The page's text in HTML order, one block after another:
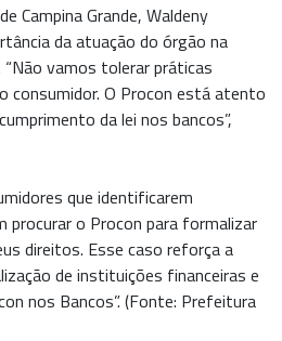
Campina Grande, Waldeny
da atuação do órgão na
vamos tolerar práticas
consumidor. O Procon está atento
da lei nos bancos”,
que identificarem
procurar o Procon para formalizar
direitos. Esse caso reforça a
de instituições financeiras e
nos Bancos”. (Fonte: Prefeitura